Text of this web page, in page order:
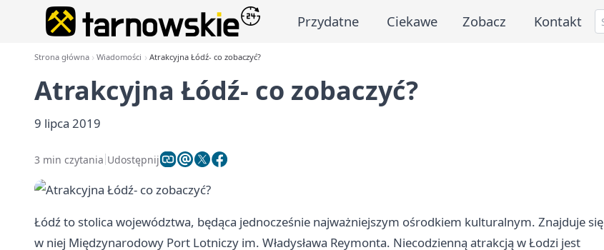
Przydatne Ciekawe Zobacz Kontakt
Strona główna Wiadomości Atrakcyjna Łódź- co zobaczyć?
Atrakcyjna Łódź- co zobaczyć?
9 lipca 2019
3 min czytania Udostępnij
Łódź to stolica województwa, będąca jednocześnie najważniejszym ośrodkiem kulturalnym. Znajduje się
w niej Międzynarodowy Port Lotniczy im. Władysława Reymonta. Niecodzienną atrakcją w Łodzi jest